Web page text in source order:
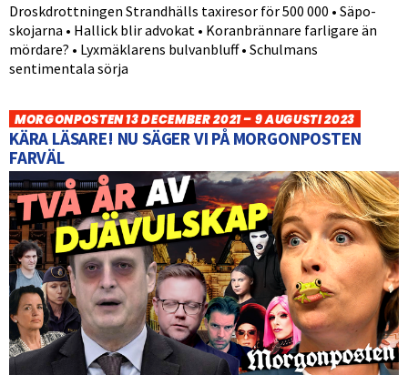
Droskdrottningen Strandhälls taxiresor för 500 000 • Säpo-
skojarna • Hallick blir advokat • Koranbrännare farligare än
mördare? • Lyxmäklarens bulvanbluff • Schulmans
sentimentala sörja
MORGONPOSTEN 13 DECEMBER 2021 – 9 AUGUSTI 2023
KÄRA LÄSARE! NU SÄGER VI PÅ MORGONPOSTEN
FARVÄL